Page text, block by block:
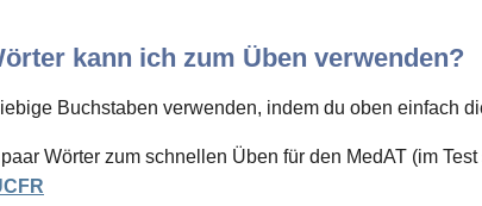
kann ich zum Üben verwenden?
Buchstaben verwenden, indem du oben einfach
Wörter zum schnellen Üben für den MedAT (im